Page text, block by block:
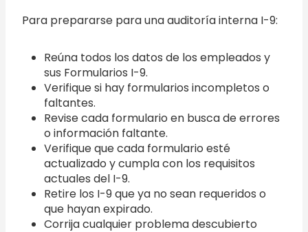
Para prepararse para una auditoría interna I-9:
Reúna todos los datos de los empleados y
sus Formularios I-9.
Verifique si hay formularios incompletos o
faltantes.
Revise cada formulario en busca de errores
o información faltante.
Verifique que cada formulario esté
actualizado y cumpla con los requisitos
actuales del I-9.
Retire los I-9 que ya no sean requeridos o
que hayan expirado.
Corrija cualquier problema descubierto